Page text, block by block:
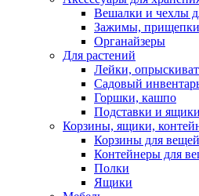
Вешалки и чехлы
Зажимы,
Органайзеры
Для растений
Лейки,
Садовый
Горшки, кашпо
Подставки и
Корзины, ящики,
Корзины для
Контейнеры для
Полки
Ящики